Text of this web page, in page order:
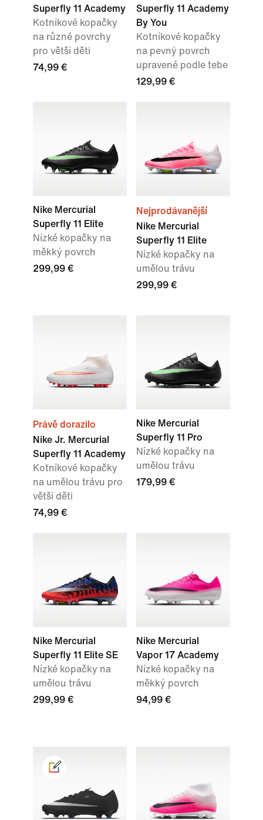
Superfly 11 Academy
Kotníkové kopačky
na různé povrchy
pro větší děti
74,99 €
Superfly 11 Academy
By You
Kotníkové kopačky
na pevný povrch
upravené podle tebe
129,99 €
Nike Mercurial
Superfly 11 Elite
Nízké kopačky na
měkký povrch
299,99 €
Nejprodávanější
Nike Mercurial
Superfly 11 Elite
Nízké kopačky na
umělou trávu
299,99 €
Právě dorazilo
Nike Jr. Mercurial
Superfly 11 Academy
Kotníkové kopačky
na umělou trávu pro
větší děti
74,99 €
Nike Mercurial
Superfly 11 Pro
Nízké kopačky na
umělou trávu
179,99 €
Nike Mercurial
Superfly 11 Elite SE
Nízké kopačky na
umělou trávu
299,99 €
Nike Mercurial
Vapor 17 Academy
Nízké kopačky na
měkký povrch
94,99 €